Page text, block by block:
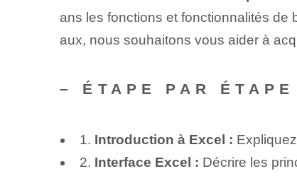
ans les fonctions et fonctionnalités de
aux, nous souhaitons vous aider à
– ÉTAPE PAR
1. Introduction à Excel :
2. Interface Excel : Décrire les